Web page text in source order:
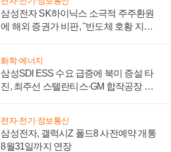
삼성전자 SK하이닉스 소극적 주주환원
에 해외 증권가 비판, "반도체 호황 지속
화학·에너지
삼성SDI ESS 수요 급증에 북미 증설 타
진, 최주선 스텔란티스·GM 합작공장 건
전자·전기·정보통신
삼성전자, 갤럭시Z 폴드8 사전예약 개통
8월31일까지 연장